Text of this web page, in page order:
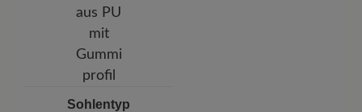
Sohlentyp